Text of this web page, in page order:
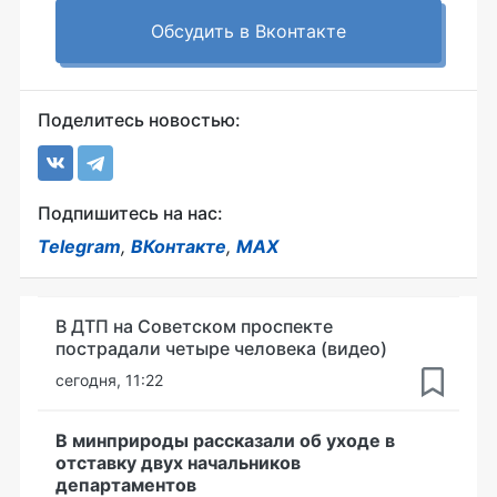
Обсудить в Вконтакте
Поделитесь новостью:
Подпишитесь на нас:
Telegram, ВКонтакте, MAX
В ДТП на Советском проспекте
пострадали четыре человека (видео)
сегодня, 11:22
В минприроды рассказали об уходе в
отставку двух начальников
департаментов